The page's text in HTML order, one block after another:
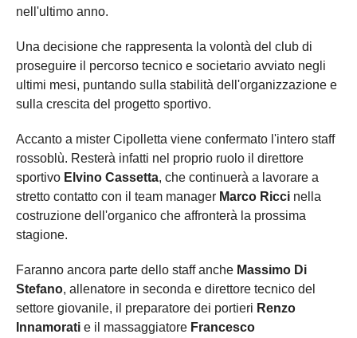
nell'ultimo anno.
Una decisione che rappresenta la volontà del club di
proseguire il percorso tecnico e societario avviato negli
ultimi mesi, puntando sulla stabilità dell'organizzazione e
sulla crescita del progetto sportivo.
Accanto a mister Cipolletta viene confermato l'intero staff
rossoblù. Resterà infatti nel proprio ruolo il direttore
sportivo Elvino Cassetta, che continuerà a lavorare a
stretto contatto con il team manager Marco Ricci nella
costruzione dell'organico che affronterà la prossima
stagione.
Faranno ancora parte dello staff anche Massimo Di
Stefano, allenatore in seconda e direttore tecnico del
settore giovanile, il preparatore dei portieri Renzo
Innamorati e il massaggiatore Francesco